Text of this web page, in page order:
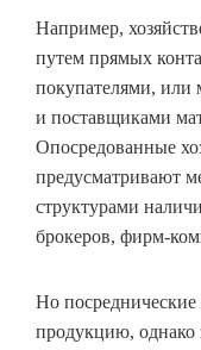
Например,
путем прямых
покупателями, или
и поставщиками
Опосредованные
предусматривают
структурами
брокеров, фирм-
Но посреднические
продукцию, однако